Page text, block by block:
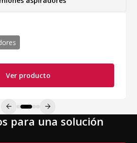
Ver producto
para una solución